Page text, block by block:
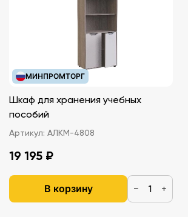
Краткое руководство
Флешпак с паспортами
МИНПРОМТОРГ
Шкаф для хранения учебных
пособий
Артикул: АЛКМ-4808
19 195 ₽
В корзину − +